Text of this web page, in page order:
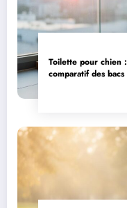
Toilette pour chien
comparatif des